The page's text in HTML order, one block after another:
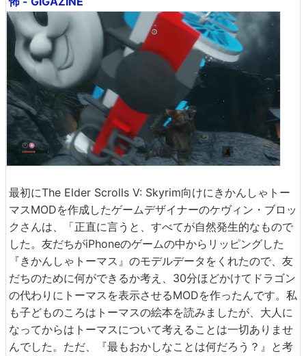
最初にThe Elder Scrolls V: Skyrim向けにきかんしゃトー
マスMODを作成したゲームデザイナーのケヴィン・ブロッ
クさんは、「正直に言うと、すべてが自然発生的なもので
した。友だちがiPhoneのゲームの中からリッピングした
『きかんしゃトーマス』のモデルデータをくれたので、友
だちのために何ができるか考え、30分ほどかけてドラゴン
の代わりにトーマスを表示させるMODを作ったんです。私
も子どものころはトーマスの絵本を読みましたが、大人に
なってからはトーマスについて考えることは一切ありませ
んでした。ただ、『最もおかしなことは何だろう？』と考